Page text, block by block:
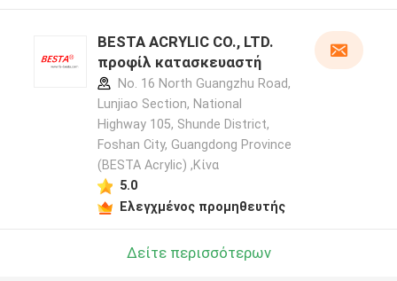
BESTA ACRYLIC CO., LTD.
προφίλ κατασκευαστή
No. 16 North Guangzhu Road,
Lunjiao Section, National
Highway 105, Shunde District,
Foshan City, Guangdong Province
(BESTA Acrylic) ,Κίνα
5.0
Ελεγχμένος προμηθευτής
Δείτε περισσότερων